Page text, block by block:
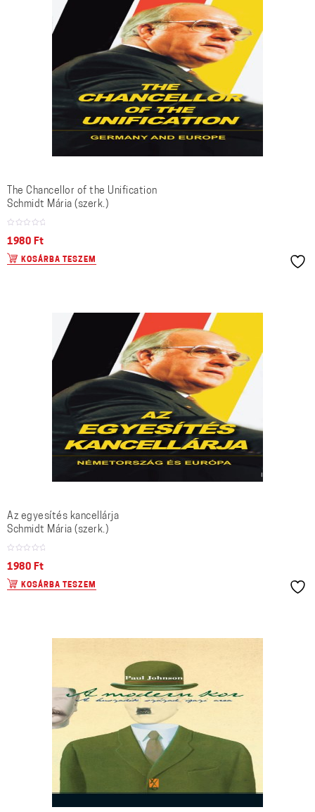
The Chancellor of the Unification
Schmidt Mária (szerk.)
1980 Ft
KOSÁRBA TESZEM
Az egyesítés kancellárja
Schmidt Mária (szerk.)
1980 Ft
KOSÁRBA TESZEM